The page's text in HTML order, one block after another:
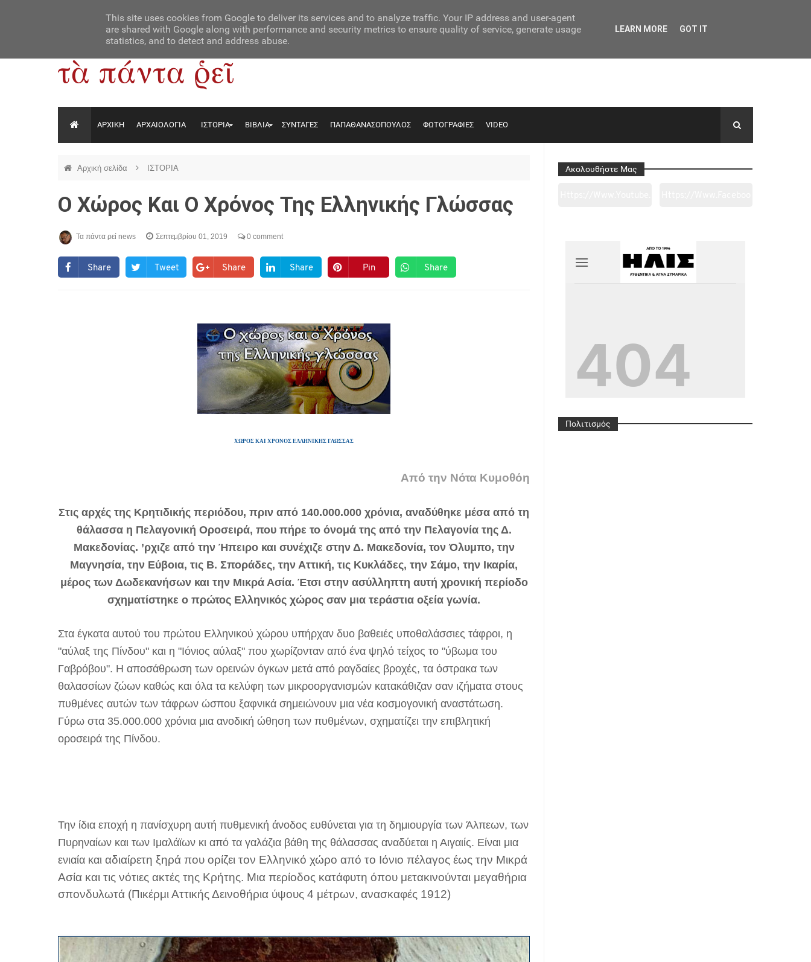
Contact Us About Us
ΑΡΧΙΚΗ ΑΡΧΑΙΟΛΟΓΙΑ ΙΣΤΟΡΙΑ ΒΙΒΛΙΑ ΣΥΝΤΑΓΕΣ ΠΑΠΑΘΑΝΑΣΟΠΟΥΛΟΣ ΦΩΤΟΓΡΑΦΙΕΣ VIDEO
Αρχική σελίδα ΙΣΤΟΡΙΑ
Ο Χώρος Και Ο Χρόνος Της Ελληνικής Γλώσσας
Τα πάντα ρεί news Σεπτεμβρίου 01, 2019 0 comment
Share Tweet Share Share Pin Share
ΧΩΡΟΣ ΚΑΙ ΧΡΟΝΟΣ ΕΛΛΗΝΙΚΗΣ ΓΛΩΣΣΑΣ
Από την Νότα Κυμοθόη
Στις αρχές της Κρητιδικής περιόδου, πριν από 140.000.000 χρόνια, αναδύθηκε μέσα από τη
θάλασσα η Πελαγονική Οροσειρά, που πήρε το όνομά της από την Πελαγονία της Δ.
Μακεδονίας. ’ρχιζε από την Ήπειρο και συνέχιζε στην Δ. Μακεδονία, τον Όλυμπο, την
Μαγνησία, την Εύβοια, τις Β. Σποράδες, την Αττική, τις Κυκλάδες, την Σάμο, την Ικαρία,
μέρος των Δωδεκανήσων και την Μικρά Ασία. Έτσι στην ασύλληπτη αυτή χρονική περίοδο
σχηματίστηκε ο πρώτος Ελληνικός χώρος σαν μια τεράστια οξεία γωνία.
Στα έγκατα αυτoύ του πρώτου Ελληνικού χώρου υπήρχαν δυο βαθειές υποθαλάσσιες τάφροι, η
"αύλαξ της Πίνδου" και η "Ιόνιος αύλαξ" που χωρίζονταν από ένα ψηλό τείχος το "ύβωμα του
Γαβρόβου". Η αποσάθρωση των ορεινών όγκων μετά από ραγδαίες βροχές, τα όστρακα των
θαλασσίων ζώων καθώς και όλα τα κελύφη των μικροοργανισμών κατακάθιζαν σαν ιζήματα στους
πυθμένες αυτών των τάφρων ώσπου ξαφνικά σημειώνουν μια νέα κοσμογονική αναστάτωση.
Γύρω στα 35.000.000 χρόνια μια ανοδική ώθηση των πυθμένων, σχηματίζει την επιβλητική
οροσειρά της Πίνδου.
Την ίδια εποχή η πανίσχυρη αυτή πυθμενική άνοδος ευθύνεται για τη δημιουργία των Άλπεων, των
Πυρηναίων και των Ιμαλάϊων κι από τα γαλάζια βάθη της θάλασσας αναδύεται η Αιγαιίς. Είναι μια
ενιαία και αδιαίρετη ξηρά που ορίζει τον Ελληνικό χώρο από το Ιόνιο πέλαγος έως την Μικρά
Ασία και τις νότιες ακτές της Κρήτης. Μια περίοδος κατάφυτη όπου μετακινούνται μεγαθήρια
σπονδυλωτά (Πικέρμι Αττικής Δεινοθήρια ύψους 4 μέτρων, ανασκαφές 1912)
Ακολουθήστε Μας
2ge3sheyTkgpAkeBan
Ref=pages_you_mana
Πολιτισμός
This site uses cookies from Google to deliver its services and to analyze traffic. Your IP address and user-agent
are shared with Google along with performance and security metrics to ensure quality of service, generate usage
statistics, and to detect and address abuse.
LEARN MORE GOT IT